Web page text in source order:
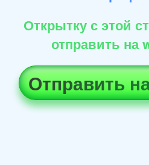
Открытку с этой
отправить на
Отправить